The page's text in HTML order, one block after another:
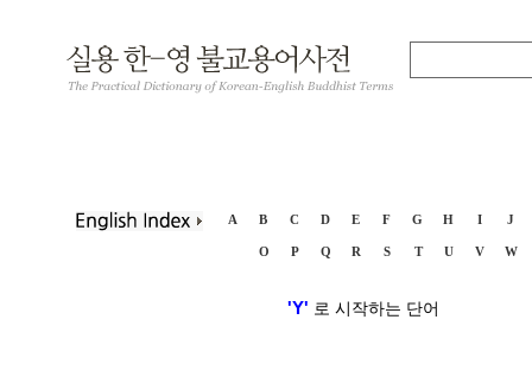
A B C D E F G H I J
O P Q R S T U V W
'Y' 로 시작하는 단어